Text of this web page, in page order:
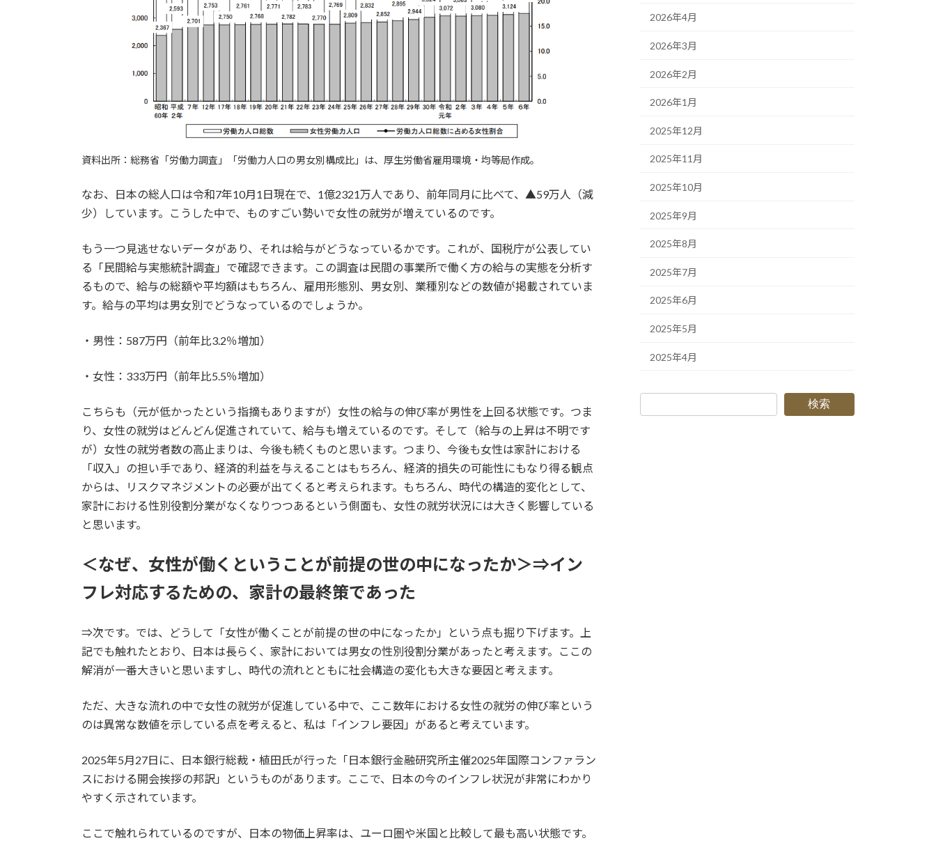
資料出所：総務省「労働力調査」「労働力人口の男女別構成比」は、厚生労働省雇用環境・均等局作成。
なお、日本の総人口は令和7年10月1日現在で、1億2321万人であり、前年同月に比べて、▲59万人（減
少）しています。こうした中で、ものすごい勢いで女性の就労が増えているのです。
もう一つ見逃せないデータがあり、それは給与がどうなっているかです。これが、国税庁が公表してい
る「民間給与実態統計調査」で確認できます。この調査は民間の事業所で働く方の給与の実態を分析す
るもので、給与の総額や平均額はもちろん、雇用形態別、男女別、業種別などの数値が掲載されていま
す。給与の平均は男女別でどうなっているのでしょうか。
・男性：587万円（前年比3.2％増加）
・女性：333万円（前年比5.5％増加）
こちらも（元が低かったという指摘もありますが）女性の給与の伸び率が男性を上回る状態です。つま
り、女性の就労はどんどん促進されていて、給与も増えているのです。そして（給与の上昇は不明です
が）女性の就労者数の高止まりは、今後も続くものと思います。つまり、今後も女性は家計における
「収入」の担い手であり、経済的利益を与えることはもちろん、経済的損失の可能性にもなり得る観点
からは、リスクマネジメントの必要が出てくると考えられます。もちろん、時代の構造的変化として、
家計における性別役割分業がなくなりつつあるという側面も、女性の就労状況には大きく影響している
と思います。
＜なぜ、女性が働くということが前提の世の中になったか＞⇒イン
フレ対応するための、家計の最終策であった
⇒次です。では、どうして「女性が働くことが前提の世の中になったか」という点も掘り下げます。上
記でも触れたとおり、日本は長らく、家計においては男女の性別役割分業があったと考えます。ここの
解消が一番大きいと思いますし、時代の流れとともに社会構造の変化も大きな要因と考えます。
ただ、大きな流れの中で女性の就労が促進している中で、ここ数年における女性の就労の伸び率という
のは異常な数値を示している点を考えると、私は「インフレ要因」があると考えています。
2025年5月27日に、日本銀行総裁・植田氏が行った「日本銀行金融研究所主催2025年国際コンファラン
スにおける開会挨拶の邦訳」というものがあります。ここで、日本の今のインフレ状況が非常にわかり
やすく示されています。
ここで触れられているのですが、日本の物価上昇率は、ユーロ圏や米国と比較して最も高い状態です。
2026年4月
2026年3月
2026年2月
2026年1月
2025年12月
2025年11月
2025年10月
2025年9月
2025年8月
2025年7月
2025年6月
2025年5月
2025年4月
検索